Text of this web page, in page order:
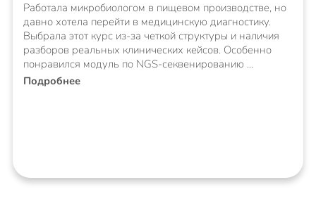
Работала микробиологом в пищевом производстве, но
давно хотела перейти в медицинскую диагностику.
Выбрала этот курс из-за четкой структуры и наличия
разборов реальных клинических кейсов. Особенно
понравился модуль по NGS-секвенированию
Подробнее